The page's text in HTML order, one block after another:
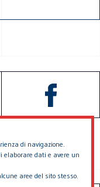
di navigazione.
elaborare dati e avere un
aree del sito stesso.